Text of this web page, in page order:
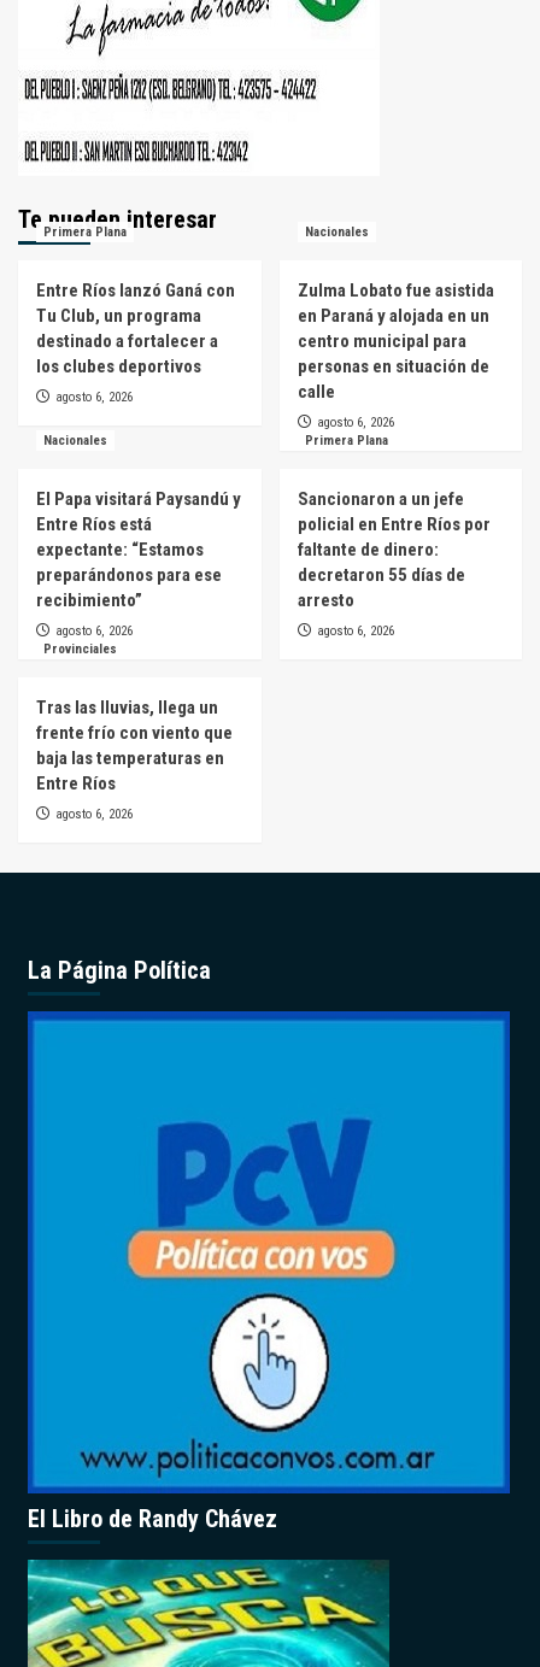
Te pueden interesar
Primera Plana
Entre Ríos lanzó Ganá con
Tu Club, un programa
destinado a fortalecer a
los clubes deportivos
agosto 6, 2026
Nacionales
Zulma Lobato fue asistida
en Paraná y alojada en un
centro municipal para
personas en situación de
calle
agosto 6, 2026
Nacionales
El Papa visitará Paysandú y
Entre Ríos está
expectante: “Estamos
preparándonos para ese
recibimiento”
agosto 6, 2026
Primera Plana
Sancionaron a un jefe
policial en Entre Ríos por
faltante de dinero:
decretaron 55 días de
arresto
agosto 6, 2026
Provinciales
Tras las lluvias, llega un
frente frío con viento que
baja las temperaturas en
Entre Ríos
agosto 6, 2026
La Página Política
El Libro de Randy Chávez